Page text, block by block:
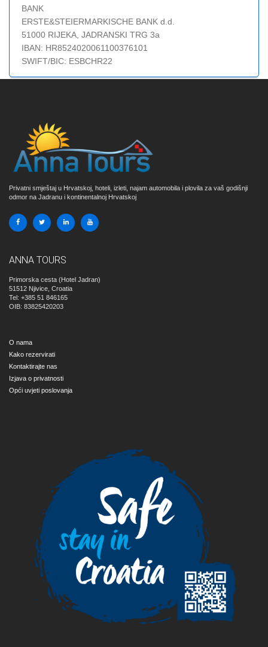
BANK
ERSTE&STEIERMARKISCHE BANK d.d.
51000 RIJEKA, JADRANSKI TRG 3a
IBAN: HR8524020061100376101
SWIFT/BIC: ESBCHR22
Privatni smještaj u Hrvatskoj, hoteli, izleti, najam automobila i plovila za vaš godišnji
odmor na Jadranu i kontinentalnoj Hrvatskoj
ANNA TOURS
Primorska cesta (Hotel Jadran)
51512 Njivice, Croatia
Tel: +385 51 846165
OIB: 83825420203
O nama
Kako rezervirati
Kontaktirajte nas
Izjava o privatnosti
Opći uvjeti poslovanja